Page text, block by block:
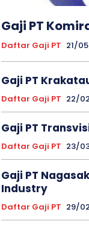
Gaji PT
Daftar Gaji PT 21/
Gaji PT
Daftar Gaji PT 22/
Gaji PT
Daftar Gaji PT 23/
Gaji PT
Industry
Daftar Gaji PT 29/